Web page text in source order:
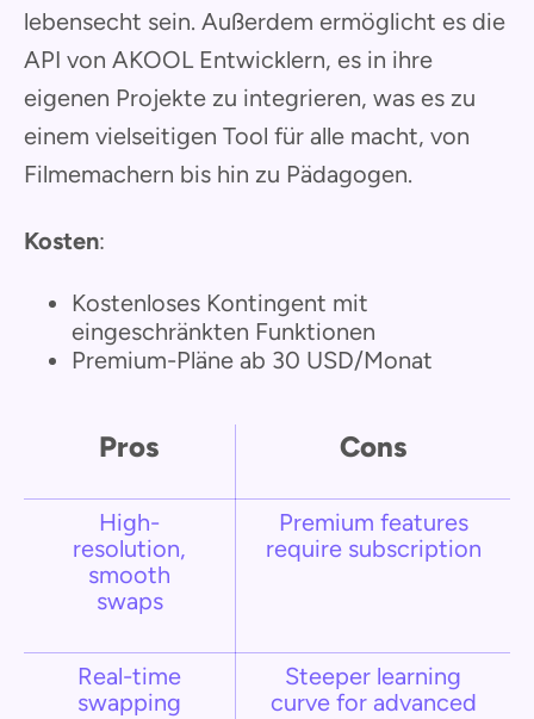
lebensecht sein. Außerdem ermöglicht es die
API von AKOOL Entwicklern, es in ihre
eigenen Projekte zu integrieren, was es zu
einem vielseitigen Tool für alle macht, von
Filmemachern bis hin zu Pädagogen.
Kosten:
Kostenloses Kontingent mit
eingeschränkten Funktionen
Premium-Pläne ab 30 USD/Monat
Pros Cons
High-
resolution,
smooth
swaps
Premium features
require subscription
Real-time
swapping
Steeper learning
curve for advanced